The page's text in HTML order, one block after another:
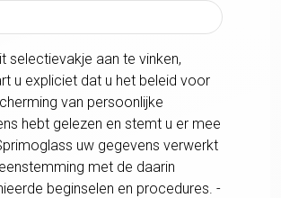
selectievakje aan te vinken,
u expliciet dat u het beleid voor
van persoonlijke
hebt gelezen en stemt u er mee
uw gegevens verwerkt
met de daarin
beginselen en procedures. -